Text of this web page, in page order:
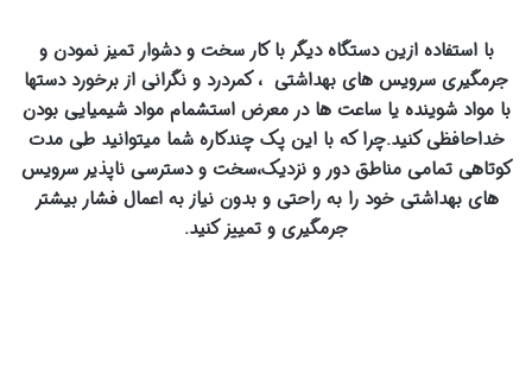
با استفاده ازین دستگاه دیگر با کار سخت و دشوار تمیز نمودن و
جرمگیری سرویس های بهداشتی ، کمردرد و نگرانی از برخورد دستها
با مواد شوینده یا ساعت ها در معرض استشمام مواد شیمیایی بودن
خداحافظی کنید.چرا که با این پک چندکاره شما میتوانید طی مدت
کوتاهی تمامی مناطق دور و نزدیک،سخت و دسترسی ناپذیر سرویس
های بهداشتی خود را به راحتی و بدون نیاز به اعمال فشار بیشتر
جرمگیری و تمییز کنید.